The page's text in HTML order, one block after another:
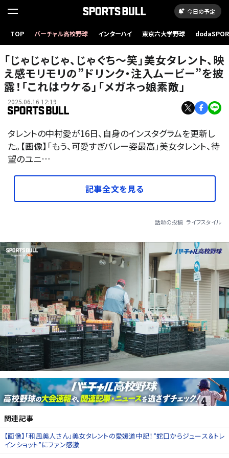
今日の予定
TOP バーチャル高校野球 インターハイ 東京六大学野球
「じゃじゃじゃ、じゃぐち〜笑」美女タレント、映
え感モリモリの”ドリンク・注入ムービー”を披
露！「これはウケる」「メガネっ娘素敵」
2025.06.16 12:19
タレントの中村愛が16日、自身のインスタグラムを更新し
た。【画像】「もう、可愛すぎバレー姿最高」美女タレント、待
望のユニ…
記事全文を見る
話題の投稿 ライフスタイル
関連記事
【画像】「和風美人さん」美女タレントの愛媛道中記！”蛇口からジュース＆トレ
インショット”にファン感激